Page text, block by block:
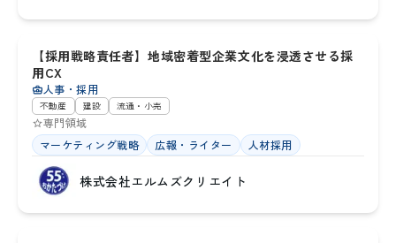
32
大阪府
【採用戦略責任者】地域密着型企業文化を浸透させる採
用CX
人事・採用
不動産 建設 流通・小売
専門領域
マーケティング戦略
広報・ライター 人材採用
株式会社エルムズクリエイト
大阪府